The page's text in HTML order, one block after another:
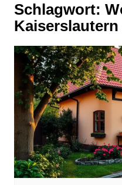
Schlagwort:
Kaiserslautern